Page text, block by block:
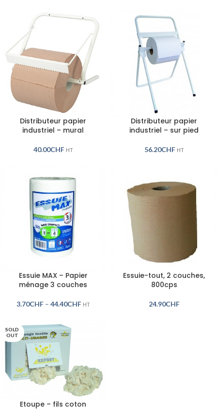
Distributeur papier
industriel – mural
40.00CHF HT
Distributeur papier
industriel – sur pied
56.20CHF HT
Essuie MAX – Papier
ménage 3 couches
3.70CHF– 44.40CHF HT
Essuie-tout, 2 couches,
800cps
24.90CHF
SOLD
OUT
Etoupe – fils coton